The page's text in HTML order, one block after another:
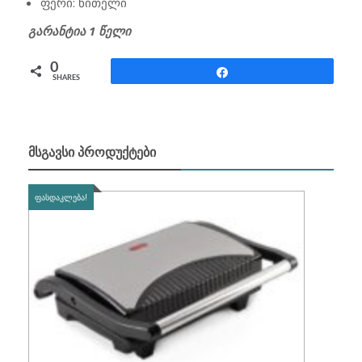
გარანტია 1 წელი
0
SHARES
ᲛᲡᲒᲐᲕᲡᲘ ᲞᲠᲝᲓᲣᲥᲢᲔᲑᲘ
ᲤᲐᲡᲓᲐᲙᲚᲔᲑᲐ!